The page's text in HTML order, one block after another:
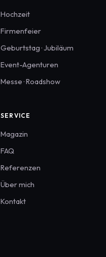
Hochzeit
Firmenfeier
Geburtstag · Jubiläum
Event-Agenturen
Messe · Roadshow
SERVICE
Magazin
FAQ
Referenzen
Über mich
Kontakt